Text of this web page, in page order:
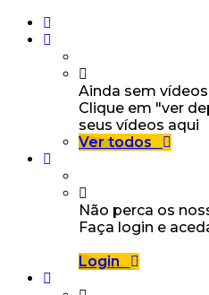
Ainda sem vídeos
Clique em "ver
seus vídeos aqui
Ver todos
Não perca os
Faça login e
Login